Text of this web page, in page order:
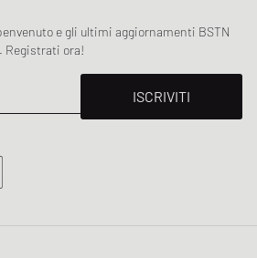
e gli ultimi aggiornamenti BSTN
Registrati ora!
ISCRIVITI